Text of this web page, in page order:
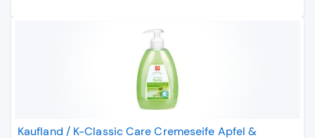
Kaufland / K-Classic Care Cremeseife Apfel &